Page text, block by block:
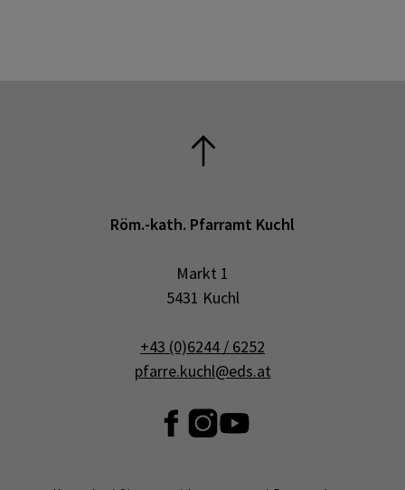
Röm.-kath. Pfarramt Kuchl
Markt 1
5431 Kuchl
+43 (0)6244 / 6252
pfarre.kuchl@eds.at